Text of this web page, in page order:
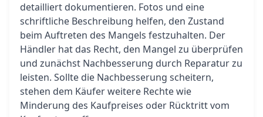
detailliert dokumentieren. Fotos und eine
schriftliche Beschreibung helfen, den Zustand
beim Auftreten des Mangels festzuhalten. Der
Händler hat das Recht, den Mangel zu überprüfen
und zunächst Nachbesserung durch Reparatur zu
leisten. Sollte die Nachbesserung scheitern,
stehen dem Käufer weitere Rechte wie
Minderung des Kaufpreises oder Rücktritt vom